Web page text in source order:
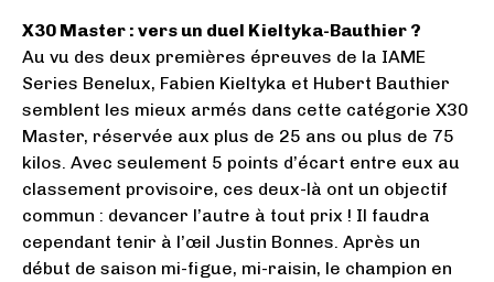
X30 Master : vers un duel Kieltyka-Bauthier ?
Au vu des deux premières épreuves de la IAME
Series Benelux, Fabien Kieltyka et Hubert Bauthier
semblent les mieux armés dans cette catégorie X30
Master, réservée aux plus de 25 ans ou plus de 75
kilos. Avec seulement 5 points d’écart entre eux au
classement provisoire, ces deux-là ont un objectif
commun : devancer l’autre à tout prix ! Il faudra
cependant tenir à l’œil Justin Bonnes. Après un
début de saison mi-figue, mi-raisin, le champion en